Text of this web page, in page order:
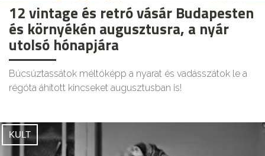
12 vintage és retró vásár Budapesten
és környékén augusztusra, a nyár
utolsó hónapjára
Búcsúztassátok méltóképp a nyarat és vadásszátok le a
régóta áhított kincseket augusztusban is!
KULT